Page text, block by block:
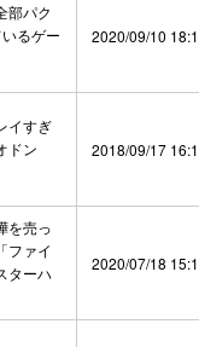
部パク
るゲー
2020/09/10
イすぎ
ドン
2018/09/17
を売っ
ファイ
ターハ
2020/07/18